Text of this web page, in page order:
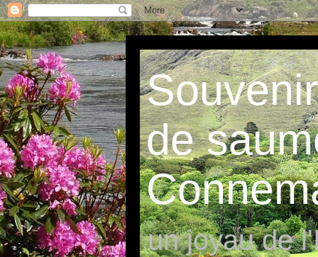
de
un joyau de